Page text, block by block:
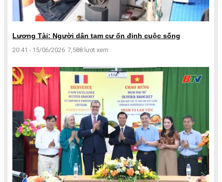
Lương Tài: Người dân tạm cư ổn định cuộc sống
20:41 - 15/06/2026 7,588 lượt xem